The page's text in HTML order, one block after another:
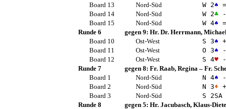
Board 13
Nord-Süd W 2♠ =
Board 14
Nord-Süd W 2♣-
Board 15
Nord-Süd W 4♠ =
Runde 6
gegen 9: Hr. Dr. Herrmann,
Board 10
Ost-West S 3♠
Board 11
Ost-West O 3♠
Board 12
Ost-West S 4♥-
Runde 7
gegen 8: Fr. Raab, Regina – Fr.
Board 1
Nord-Süd N 4♠
Board 2
Nord-Süd N 3♦
Board 3
Nord-Süd S 2SA
Runde 8
gegen 5: Hr. Jacubasch, Klaus-